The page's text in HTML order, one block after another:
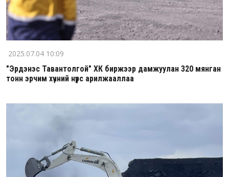
2025.07.04 10:09
"Эрдэнэс Тавантолгой" ХК биржээр дамжуулан 320 мянган
тонн эрчим хүчний нүүрс арилжааллаа